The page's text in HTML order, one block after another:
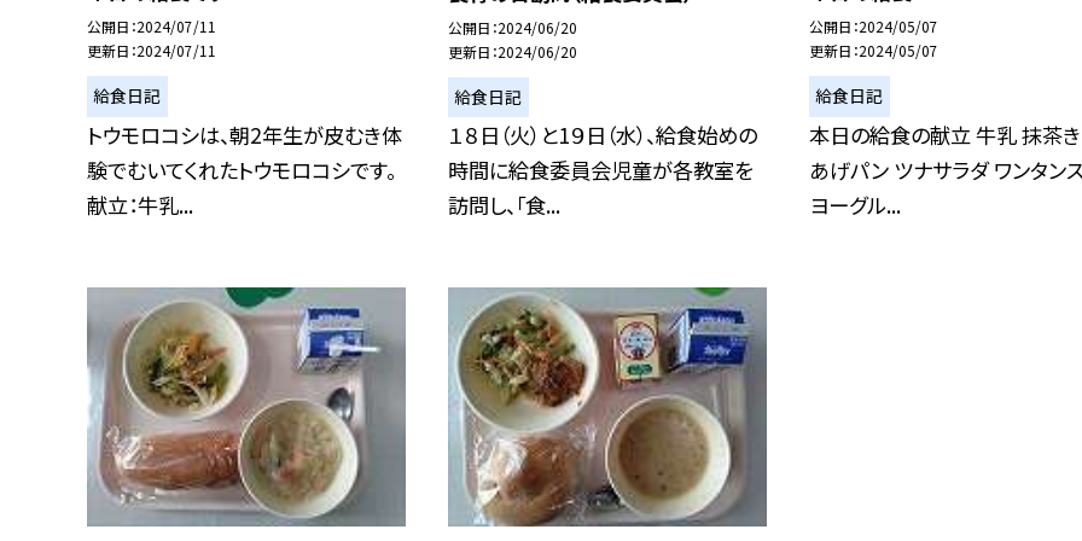
公開日 2024/07/11
更新日 2024/07/11
給食日記
トウモロコシは、朝2年生が皮むき体
験でむいてくれたトウモロコシです。
献立：牛乳...
公開日 2024/06/20
更新日 2024/06/20
給食日記
１８日（火）と1９日（水）、給食始めの
時間に給食委員会児童が各教室を
訪問し、「食...
公開日 2024/05/07
更新日 2024/05/07
給食日記
本日の給食の献立 牛乳 抹茶
あげパン ツナサラダ ワンタン
ヨーグル...